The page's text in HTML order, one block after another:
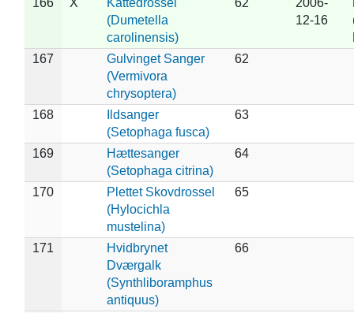
(Dumetella
carolinensis)
12-16
167
Gulvinget Sanger
(Vermivora
chrysoptera)
62
168
Ildsanger
(Setophaga fusca)
63
169
Hættesanger
(Setophaga citrina)
64
170
Plettet Skovdrossel
(Hylocichla
mustelina)
65
171
Hvidbrynet
Dværgalk
(Synthliboramphus
antiquus)
66